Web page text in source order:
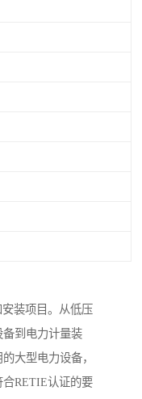
装项目。从低压
到电力计量装
大型电力设备，
RETIE认证的要